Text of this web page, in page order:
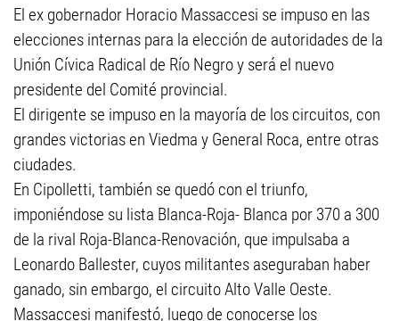
El ex gobernador Horacio Massaccesi se impuso en las
elecciones internas para la elección de autoridades de la
Unión Cívica Radical de Río Negro y será el nuevo
presidente del Comité provincial.
El dirigente se impuso en la mayoría de los circuitos, con
grandes victorias en Viedma y General Roca, entre otras
ciudades.
En Cipolletti, también se quedó con el triunfo,
imponiéndose su lista Blanca-Roja- Blanca por 370 a 300
de la rival Roja-Blanca-Renovación, que impulsaba a
Leonardo Ballester, cuyos militantes aseguraban haber
ganado, sin embargo, el circuito Alto Valle Oeste.
Massaccesi manifestó, luego de conocerse los